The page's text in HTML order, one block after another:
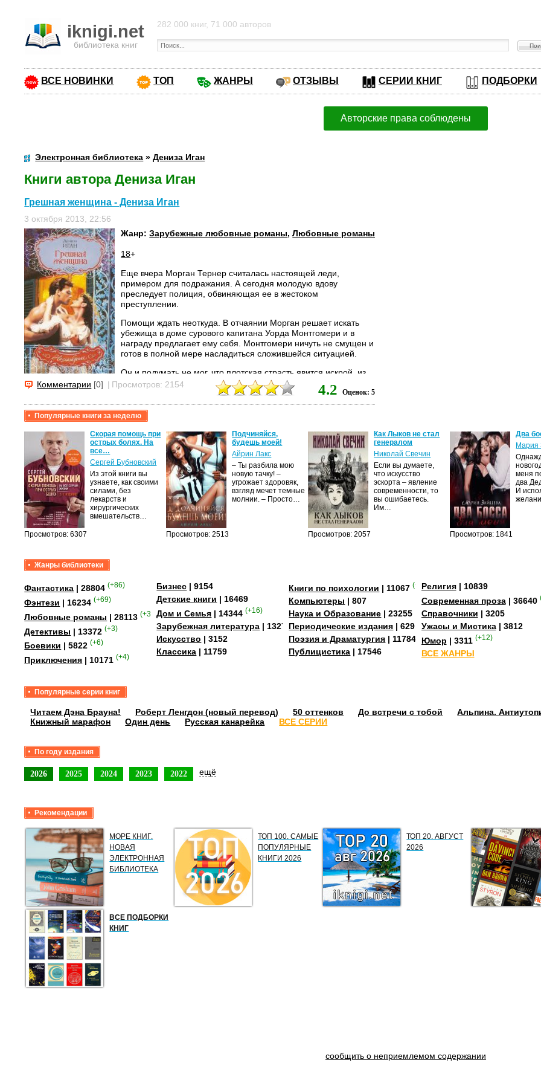
iknigi.net
библиотека книг
282 000 книг, 71 000 авторов
ВСЕ НОВИНКИ ТОП ЖАНРЫ ОТЗЫВЫ СЕРИИ КНИГ ПОДБОРКИ
Авторские права соблюдены
Электронная библиотека »Дениза Иган
Книги автора Дениза Иган
Грешная женщина - Дениза Иган
3 октября 2013, 22:56
Жанр:Зарубежные любовные романы,Любовные романы
18+
Еще вчера Морган Тернер считалась настоящей леди,
примером для подражания. А сегодня молодую вдову
преследует полиция, обвиняющая ее в жестоком
преступлении.
Помощи ждать неоткуда. В отчаянии Морган решает искать
убежища в доме сурового капитана Уорда Монтгомери и в
награду предлагает ему себя. Монтгомери ничуть не смущен и
готов в полной мере насладиться сложившейся ситуацией.
Он и подумать не мог, что плотская страсть явится искрой, из
которой разгорится пламя истинной любви, чувственной,...
Комментарии [0] | Просмотров: 2154 4.2 Оценок: 5
Популярные книги за неделю
Просмотров: 6307
Скорая помощь при
острых болях. На
все…
Сергей Бубновский
Из этой книги вы
узнаете, как своими
силами, без
лекарств и
хирургических
вмешательств…
Просмотров: 2513
Подчиняйся,
будешь моей!
Айрин Лакс
– Ты разбила мою
новую тачку! –
угрожает здоровяк,
взгляд мечет темные
молнии. – Просто…
Просмотров: 2057
Как Лыков не стал
генералом
Николай Свечин
Если вы думаете,
что искусство
эскорта – явление
современности, то
вы ошибаетесь.
Им…
Просмотров: 1841
Два
Мария
меня
два
И
Жанры библиотеки
Фантастика | 28804 (+86)
Фэнтези | 16234 (+69)
Любовные романы | 28113 (+358)
Детективы | 13372 (+3)
Боевики | 5822 (+6)
Приключения | 10171 (+4)
Бизнес | 9154
Детские книги | 16469
Дом и Семья | 14344 (+16)
Зарубежная литература | 13273
Искусство | 3152
Классика | 11759
Книги по психологии | 11067 (+3)
Компьютеры | 807
Наука и Образование | 23255
Периодические издания | 629
Поэзия и Драматургия | 11784
Публицистика | 17546
Религия| 10839
Современная проза| 36640
Справочники | 3205
Ужасы и Мистика| 3812
Юмор | 3311 (+12)
ВСЕ ЖАНРЫ
Популярные серии книг
Читаем Дэна Брауна! Роберт Ленгдон (новый перевод) 50 оттенков До встречи с тобой
Альпина.
Книжный марафон
Один день Русская канарейка ВСЕ СЕРИИ
По году издания
2026 2025 2024 2023 2022 ещё
Рекомендации
МОРЕ КНИГ.
НОВАЯ
ЭЛЕКТРОННАЯ
БИБЛИОТЕКА
ТОП 100. САМЫЕ
ПОПУЛЯРНЫЕ
КНИГИ 2026
ТОП 20. АВГУСТ
2026
ВСЕ ПОДБОРКИ
КНИГ
сообщить о неприемлемом содержании